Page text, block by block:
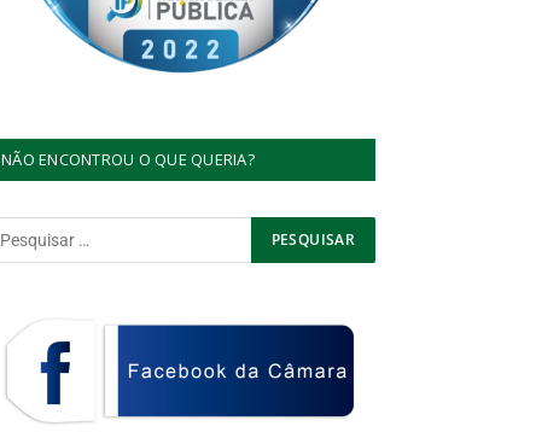
NÃO ENCONTROU O QUE QUERIA?